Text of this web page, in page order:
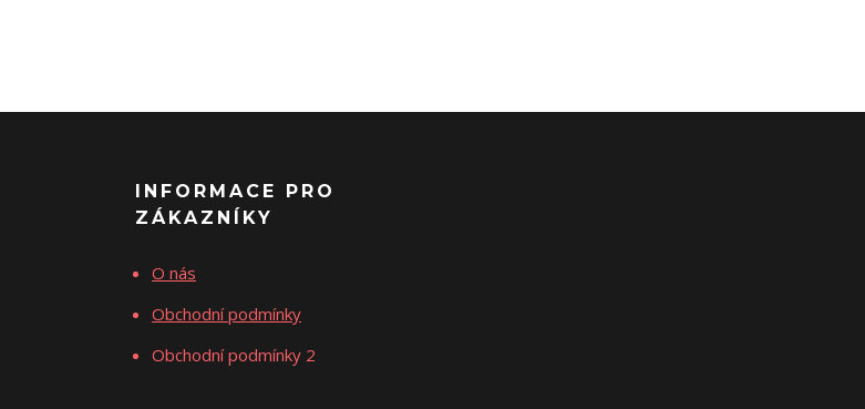
INFORMACE PRO
ZÁKAZNÍKY
O nás
Obchodní podmínky
Obchodní podmínky 2